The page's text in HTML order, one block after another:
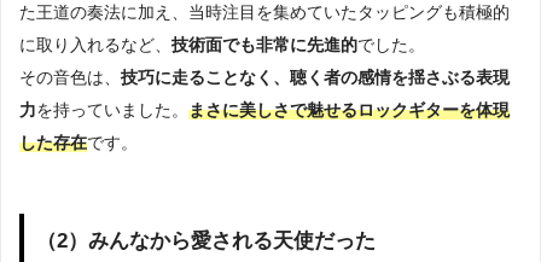
た王道の奏法に加え、当時注目を集めていたタッピングも積極的
に取り入れるなど、 技術面でも非常に先進的でした。
その音色は、 技巧に走ることなく、聴く者の感情を揺さぶる表現
力を持っていました。 まさに美しさで魅せるロックギターを体現
した存在です。
（2）みんなから愛される天使だった